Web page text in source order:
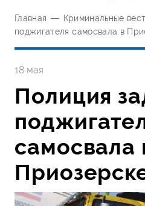
Главная — Криминальные
поджигателя самосвала в
18 мая
Полиция
самосвала